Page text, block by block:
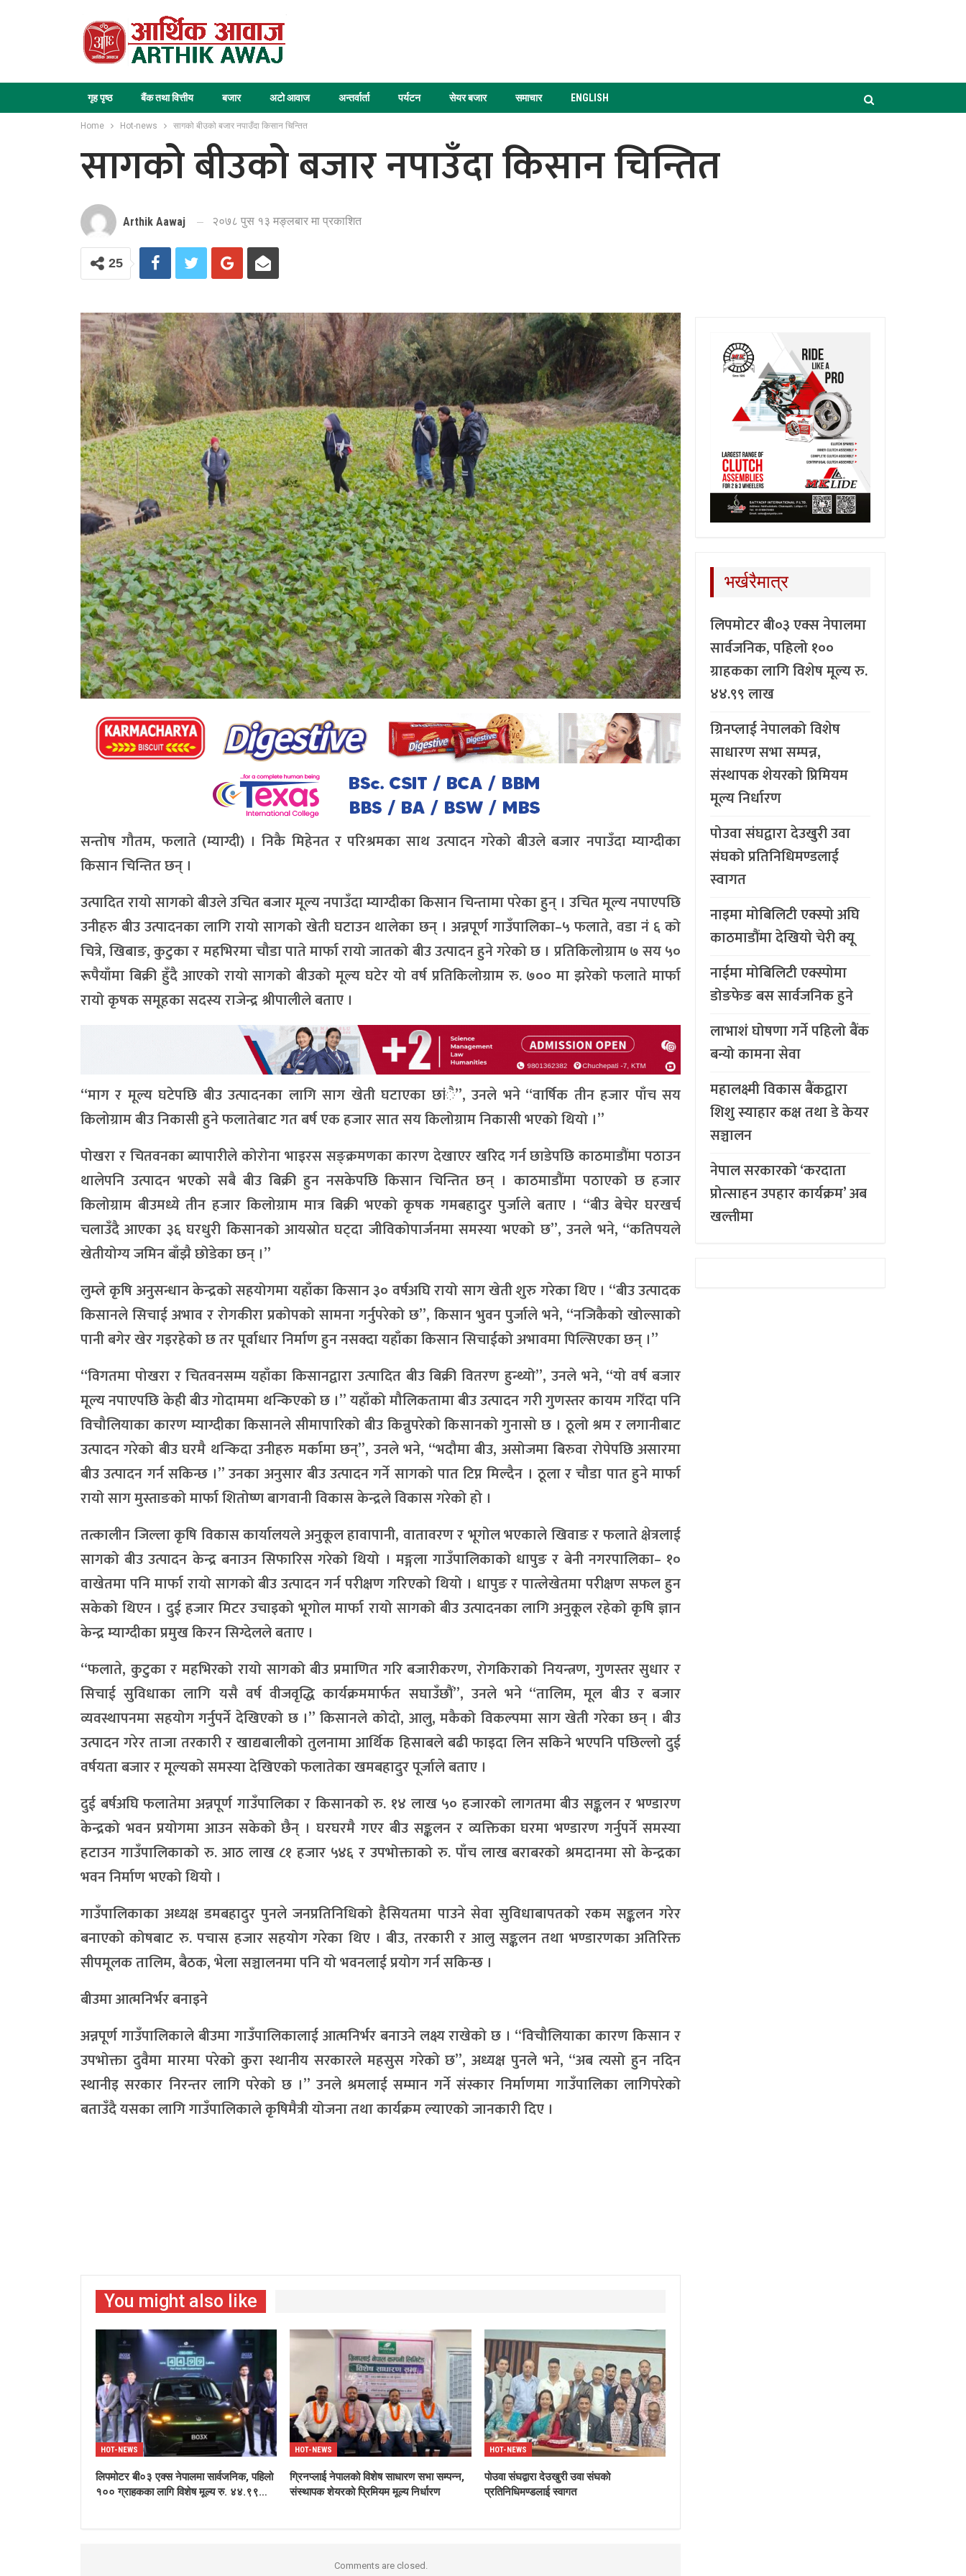
गृह पृष्ठ बैंक तथा वित्तीय बजार अटो आवाज अन्तर्वार्ता पर्यटन सेयर बजार समाचार ENGLISH
Home Hot-news सागको बीउको बजार नपाउँदा किसान चिन्तित
सागको बीउको बजार नपाउँदा किसान चिन्तित
Arthik Aawaj २०७८ पुस १३ मङ्लबार मा प्रकाशित
25
सन्तोष गौतम, फलाते (म्याग्दी) । निकै मिहेनत र परिश्रमका साथ उत्पादन गरेको बीउले बजार नपाउँदा म्याग्दीका
किसान चिन्तित छन् ।
उत्पादित रायो सागको बीउले उचित बजार मूल्य नपाउँदा म्याग्दीका किसान चिन्तामा परेका हुन् । उचित मूल्य नपाएपछि
उनीहरु बीउ उत्पादनका लागि रायो सागको खेती घटाउन थालेका छन् । अन्नपूर्ण गाउँपालिका–५ फलाते, वडा नं ६ को
चित्रे, खिबाङ, कुटुका र महभिरमा चौडा पाते मार्फा रायो जातको बीउ उत्पादन हुने गरेको छ । प्रतिकिलोग्राम ७ सय ५०
रूपैयाँमा बिक्री हुँदै आएको रायो सागको बीउको मूल्य घटेर यो वर्ष प्रतिकिलोग्राम रु. ७०० मा झरेको फलाते मार्फा
रायो कृषक समूहका सदस्य राजेन्द्र श्रीपालीले बताए ।
“माग र मूल्य घटेपछि बीउ उत्पादनका लागि साग खेती घटाएका छांै”, उनले भने “वार्षिक तीन हजार पाँच सय
किलोग्राम बीउ निकासी हुने फलातेबाट गत बर्ष एक हजार सात सय किलोग्राम निकासी भएको थियो ।”
पोखरा र चितवनका ब्यापारीले कोरोना भाइरस सङ्क्रमणका कारण देखाएर खरिद गर्न छाडेपछि काठमाडौंमा पठाउन
थालेपनि उत्पादन भएको सबै बीउ बिक्री हुन नसकेपछि किसान चिन्तित छन् । काठमाडौंमा पठाएको छ हजार
किलोग्राम बीउमध्ये तीन हजार किलोग्राम मात्र बिक्री भएको कृषक गमबहादुर पुर्जाले बताए । “बीउ बेचेर घरखर्च
चलाउँदै आएका ३६ घरधुरी किसानको आयस्रोत घट्दा जीविकोपार्जनमा समस्या भएको छ”, उनले भने, “कतिपयले
खेतीयोग्य जमिन बाँझै छोडेका छन् ।”
लुम्ले कृषि अनुसन्धान केन्द्रको सहयोगमा यहाँका किसान ३० वर्षअघि रायो साग खेती शुरु गरेका थिए । “बीउ उत्पादक
किसानले सिचाई अभाव र रोगकीरा प्रकोपको सामना गर्नुपरेको छ”, किसान भुवन पुर्जाले भने, “नजिकैको खोल्साको
पानी बगेर खेर गइरहेको छ तर पूर्वाधार निर्माण हुन नसक्दा यहाँका किसान सिचाईको अभावमा पिल्सिएका छन् ।”
“विगतमा पोखरा र चितवनसम्म यहाँका किसानद्वारा उत्पादित बीउ बिक्री वितरण हुन्थ्यो”, उनले भने, “यो वर्ष बजार
मूल्य नपाएपछि केही बीउ गोदाममा थन्किएको छ ।” यहाँको मौलिकतामा बीउ उत्पादन गरी गुणस्तर कायम गरिँदा पनि
विचौलियाका कारण म्याग्दीका किसानले सीमापारिको बीउ किन्नुपरेको किसानको गुनासो छ । ठूलो श्रम र लगानीबाट
उत्पादन गरेको बीउ घरमै थन्किदा उनीहरु मर्कामा छन्”, उनले भने, “भदौमा बीउ, असोजमा बिरुवा रोपेपछि असारमा
बीउ उत्पादन गर्न सकिन्छ ।” उनका अनुसार बीउ उत्पादन गर्ने सागको पात टिप्न मिल्दैन । ठूला र चौडा पात हुने मार्फा
रायो साग मुस्ताङको मार्फा शितोष्ण बागवानी विकास केन्द्रले विकास गरेको हो ।
तत्कालीन जिल्ला कृषि विकास कार्यालयले अनुकूल हावापानी, वातावरण र भूगोल भएकाले खिवाङ र फलाते क्षेत्रलाई
सागको बीउ उत्पादन केन्द्र बनाउन सिफारिस गरेको थियो । मङ्गला गाउँपालिकाको धापुङ र बेनी नगरपालिका– १०
वाखेतमा पनि मार्फा रायो सागको बीउ उत्पादन गर्न परीक्षण गरिएको थियो । धापुङ र पात्लेखेतमा परीक्षण सफल हुन
सकेको थिएन । दुई हजार मिटर उचाइको भूगोल मार्फा रायो सागको बीउ उत्पादनका लागि अनुकूल रहेको कृषि ज्ञान
केन्द्र म्याग्दीका प्रमुख किरन सिग्देलले बताए ।
“फलाते, कुटुका र महभिरको रायो सागको बीउ प्रमाणित गरि बजारीकरण, रोगकिराको नियन्त्रण, गुणस्तर सुधार र
सिचाई सुविधाका लागि यसै वर्ष वीजवृद्धि कार्यक्रममार्फत सघाउँछौं”, उनले भने “तालिम, मूल बीउ र बजार
व्यवस्थापनमा सहयोग गर्नुपर्ने देखिएको छ ।” किसानले कोदो, आलु, मकैको विकल्पमा साग खेती गरेका छन् । बीउ
उत्पादन गरेर ताजा तरकारी र खाद्यबालीको तुलनामा आर्थिक हिसाबले बढी फाइदा लिन सकिने भएपनि पछिल्लो दुई
वर्षयता बजार र मूल्यको समस्या देखिएको फलातेका खमबहादुर पूर्जाले बताए ।
दुई बर्षअघि फलातेमा अन्नपूर्ण गाउँपालिका र किसानको रु. १४ लाख ५० हजारको लागतमा बीउ सङ्कलन र भण्डारण
केन्द्रको भवन प्रयोगमा आउन सकेको छैन् । घरघरमै गएर बीउ सङ्कलन र व्यक्तिका घरमा भण्डारण गर्नुपर्ने समस्या
हटाउन गाउँपालिकाको रु. आठ लाख ८१ हजार ५४६ र उपभोक्ताको रु. पाँच लाख बराबरको श्रमदानमा सो केन्द्रका
भवन निर्माण भएको थियो ।
गाउँपालिकाका अध्यक्ष डमबहादुर पुनले जनप्रतिनिधिको हैसियतमा पाउने सेवा सुविधाबापतको रकम सङ्कलन गरेर
बनाएको कोषबाट रु. पचास हजार सहयोग गरेका थिए । बीउ, तरकारी र आलु सङ्कलन तथा भण्डारणका अतिरिक्त
सीपमूलक तालिम, बैठक, भेला सञ्चालनमा पनि यो भवनलाई प्रयोग गर्न सकिन्छ ।
बीउमा आत्मनिर्भर बनाइने
अन्नपूर्ण गाउँपालिकाले बीउमा गाउँपालिकालाई आत्मनिर्भर बनाउने लक्ष्य राखेको छ । “विचौलियाका कारण किसान र
उपभोक्ता दुवैमा मारमा परेको कुरा स्थानीय सरकारले महसुस गरेको छ”, अध्यक्ष पुनले भने, “अब त्यसो हुन नदिन
स्थानीइ सरकार निरन्तर लागि परेको छ ।” उनले श्रमलाई सम्मान गर्ने संस्कार निर्माणमा गाउँपालिका लागिपरेको
बताउँदै यसका लागि गाउँपालिकाले कृषिमैत्री योजना तथा कार्यक्रम ल्याएको जानकारी दिए ।
You might also like
HOT-NEWS
लिपमोटर बी०३ एक्स नेपालमा सार्वजनिक, पहिलो
१०० ग्राहकका लागि विशेष मूल्य रु. ४४.९९…
HOT-NEWS
ग्रिनप्लाई नेपालको विशेष साधारण सभा सम्पन्न,
संस्थापक शेयरको प्रिमियम मूल्य निर्धारण
HOT-NEWS
पोउवा संघद्वारा देउखुरी उवा संघको
प्रतिनिधिमण्डलाई स्वागत
Comments are closed.
भर्खरैमात्र
लिपमोटर बी०३ एक्स नेपालमा
सार्वजनिक, पहिलो १००
ग्राहकका लागि विशेष मूल्य रु.
४४.९९ लाख
ग्रिनप्लाई नेपालको विशेष
साधारण सभा सम्पन्न,
संस्थापक शेयरको प्रिमियम
मूल्य निर्धारण
पोउवा संघद्वारा देउखुरी उवा
संघको प्रतिनिधिमण्डलाई
स्वागत
नाइमा मोबिलिटी एक्स्पो अघि
काठमाडौंमा देखियो चेरी क्यू
नाईमा मोबिलिटी एक्स्पोमा
डोङफेङ बस सार्वजनिक हुने
लाभाशं घोषणा गर्ने पहिलो बैंक
बन्यो कामना सेवा
महालक्ष्मी विकास बैंकद्वारा
शिशु स्याहार कक्ष तथा डे केयर
सञ्चालन
नेपाल सरकारको ‘करदाता
प्रोत्साहन उपहार कार्यक्रम’ अब
खल्तीमा